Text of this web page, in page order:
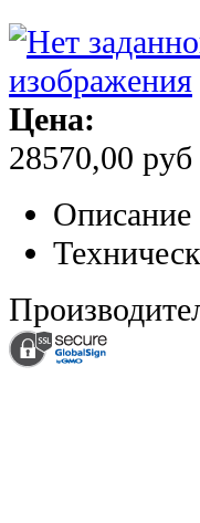
Цена:
28570,00 руб
Описание